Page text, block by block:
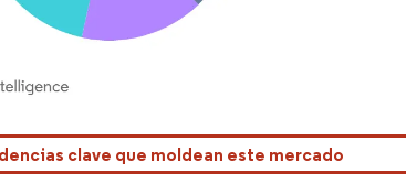
según CC BY 4.0.
clave que moldean este mercado